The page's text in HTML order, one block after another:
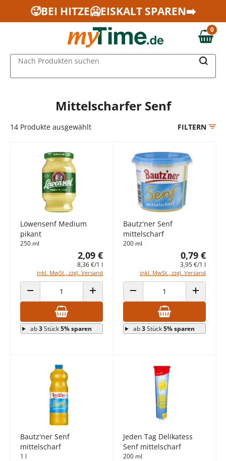
Zum Hauptinhalt springen
Zur Navigation springen
Zur Suche springen
🥵BEI HITZE🥶EISKALT SPAREN➡️
0,00 €
0
Nach Produkten suchen
Mittelscharfer Senf
14 Produkte ausgewählt FILTERN
Löwensenf Medium
pikant
250 ml
2,09 €
8,36 €/1 l
inkl. MwSt., zzgl. Versand
ANZAHL VERRINGERN ANZAHL ERHÖHEN
ab3Stück5% sparen
Bautz'ner Senf
mittelscharf
200 ml
0,79 €
3,95 €/1 l
inkl. MwSt., zzgl. Versand
ANZAHL VERRINGERN ANZAHL
ab3Stück5% sparen
Bautz'ner Senf
mittelscharf
1 l
Jeden Tag Delikatess
Senf mittelscharf
200 ml